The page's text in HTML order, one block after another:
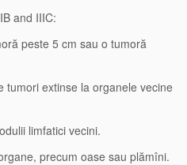
and IIIC:
peste 5 cm sau o tumoră
tumori extinse la organele vecine
limfatici vecini.
precum oase sau plămîni.